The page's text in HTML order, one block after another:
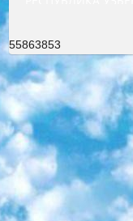
55863853